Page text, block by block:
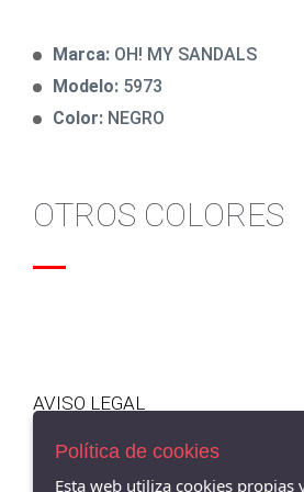
Marca: OH! MY SANDALS
Modelo: 5973
Color: NEGRO
OTROS COLORES
AVISO LEGAL
ENVÍOS Y DEVOLUCIONES
POLÍTICA DE PRIVACIDAD
Política de cookies
Esta web utiliza cookies